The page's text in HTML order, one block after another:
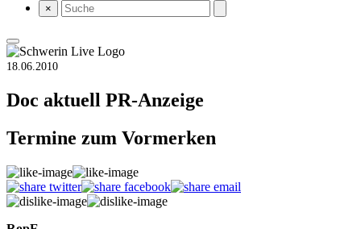
×
18.06.2010
Doc aktuell PR-Anzeige
Termine zum Vormerken